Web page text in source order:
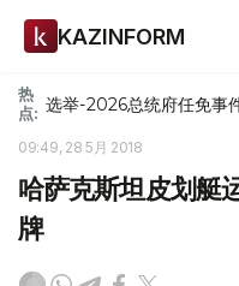
KAZINFORM
热
点: 选举-2026总统府任免事
09:49, 28 5月 2018
哈萨克斯坦皮划艇
牌